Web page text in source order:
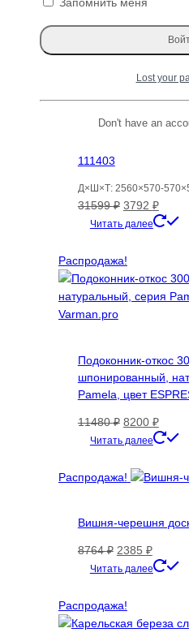
Распродажа
111403
Д×Ш×Т: 2560×570-
31599₽
цена
31599 ₽.
3792 ₽
цена:
Читать далее
Распродажа!
Подоконник-откос
шпонированный,
Pamela, цвет
11480₽
цена
11480 ₽.
8200 ₽
цена:
Читать далее
Распродажа!
Вишня-черешня
8764₽
цена
8764 ₽.
2385 ₽
цена:
Читать далее
Распродажа!
Lost your
Don't have an